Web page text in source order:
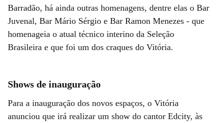
Barradão, há ainda outras homenagens, dentre elas o Bar
Juvenal, Bar Mário Sérgio e Bar Ramon Menezes - que
homenageia o atual técnico interino da Seleção
Brasileira e que foi um dos craques do Vitória.
Shows de inauguração
Para a inauguração dos novos espaços, o Vitória
anunciou que irá realizar um show do cantor Edcity, às